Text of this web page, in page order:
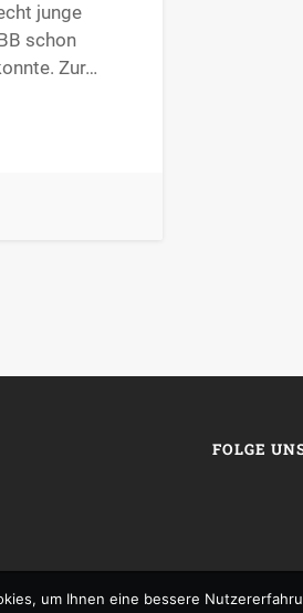
junge
schon
Zur…
FOLGE
um Ihnen eine bessere